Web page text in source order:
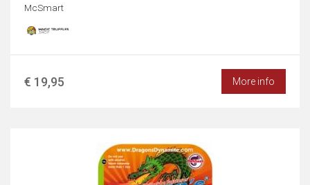
McSmart
€ 19,95 More info